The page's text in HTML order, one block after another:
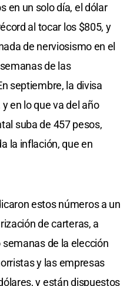
en un solo día, el dólar
al tocar los $805, y
de nerviosismo en el
de las
septiembre, la divisa
en lo que va del año
suba de 457 pesos,
la inflación, que en
estos números a un
de carteras, a
de la elección
y las empresas
y están dispuestos